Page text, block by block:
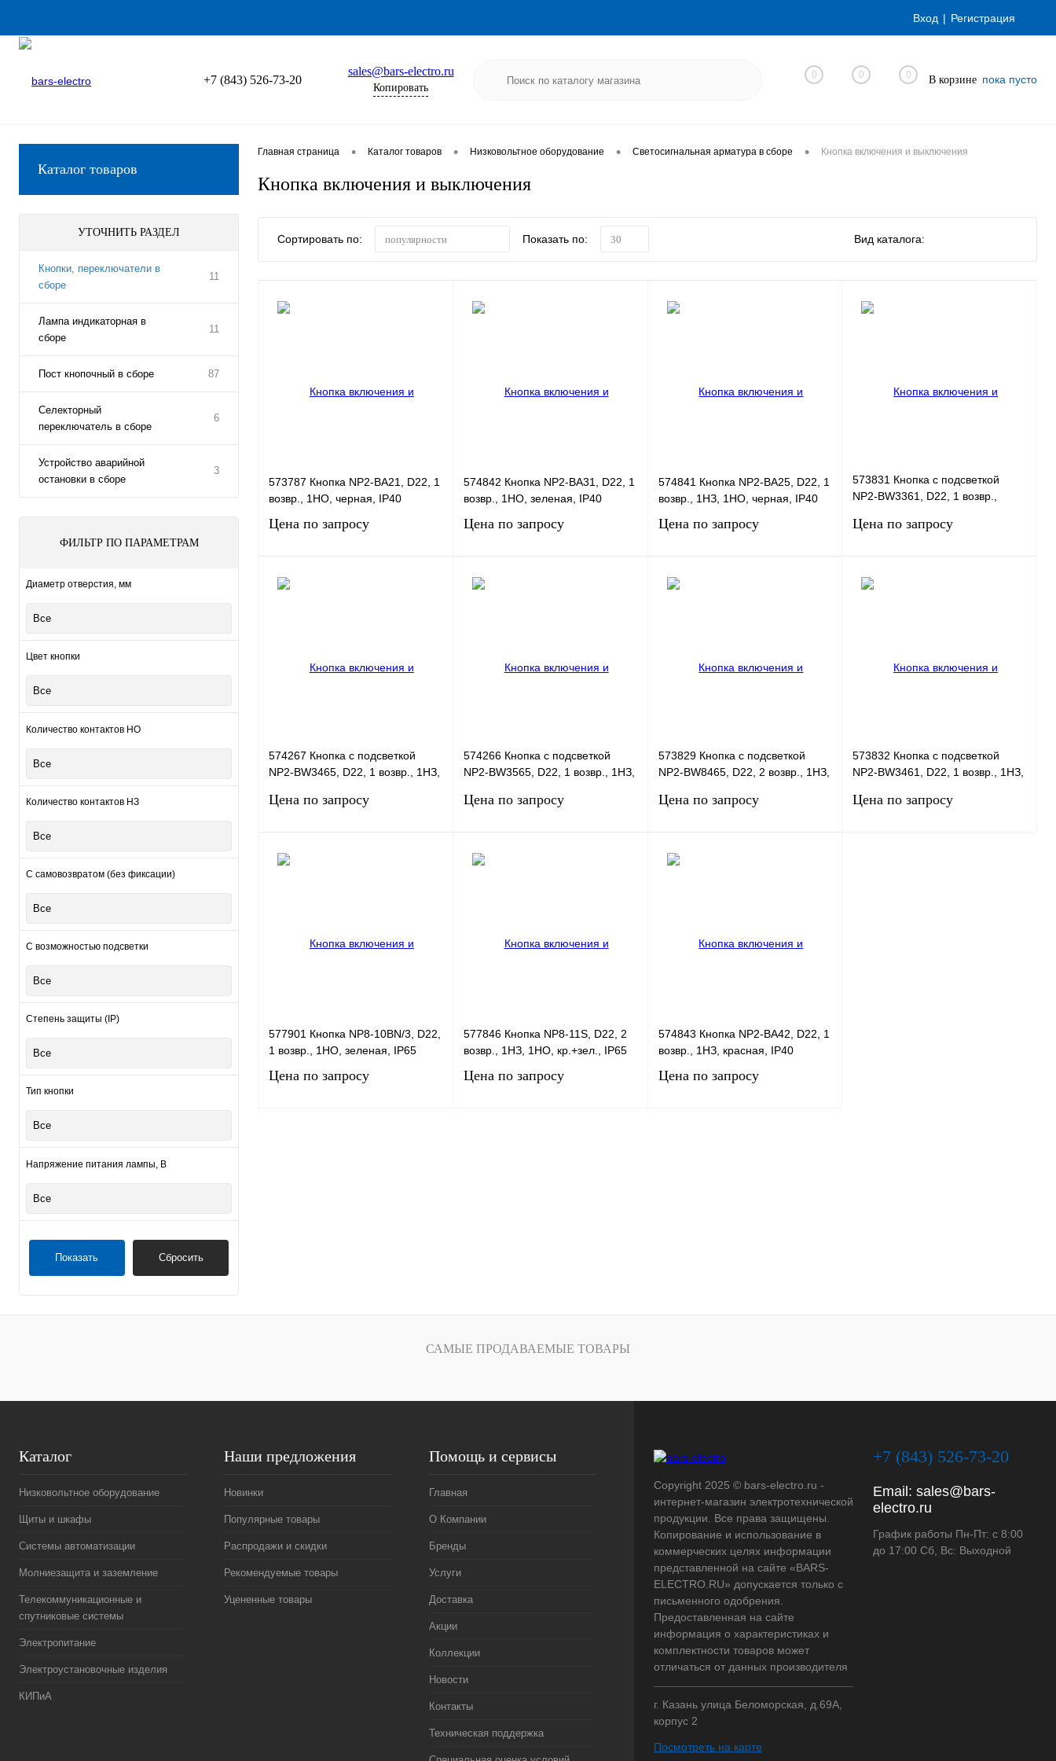
Вход Регистрация
+7 (843) 526-73-20
sales@bars-electro.ru
Копировать
0 0 0 В корзине пока пусто
Каталог товаров
УТОЧНИТЬ РАЗДЕЛ
Кнопки, переключатели в
сборе
11
Лампа индикаторная в
сборе
11
Пост кнопочный в сборе 87
Селекторный
переключатель в сборе
6
Устройство аварийной
остановки в сборе
3
ФИЛЬТР ПО ПАРАМЕТРАМ
Диаметр отверстия, мм
Все
Цвет кнопки
Все
Количество контактов НО
Все
Количество контактов НЗ
Все
С самовозвратом (без фиксации)
Все
С возможностью подсветки
Все
Степень защиты (IP)
Все
Тип кнопки
Все
Напряжение питания лампы, В
Все
Показать Сбросить
Главная страница • Каталог товаров • Низковольтное оборудование • Светосигнальная арматура в сборе • Кнопка включения и выключения
Кнопка включения и выключения
Сортировать по: популярности Показать по: 30 Вид каталога:
573787 Кнопка NP2-BA21, D22, 1
возвр., 1НО, черная, IP40
Цена по запросу
наличии
574842 Кнопка NP2-BA31, D22, 1
возвр., 1НО, зеленая, IP40
Цена по запросу
574841 Кнопка NP2-BA25, D22, 1
возвр., 1НЗ, 1НО, черная, IP40
Цена по запросу
наличии
573831 Кнопка с подсветкой
NP2-BW3361, D22, 1 возвр.,
Цена по запросу
наличии
574267 Кнопка с подсветкой
NP2-BW3465, D22, 1 возвр., 1НЗ,
Цена по запросу
наличии
574266 Кнопка с подсветкой
NP2-BW3565, D22, 1 возвр., 1НЗ,
Цена по запросу
наличии
573829 Кнопка с подсветкой
NP2-BW8465, D22, 2 возвр., 1НЗ,
Цена по запросу
наличии
573832 Кнопка с подсветкой
NP2-BW3461, D22, 1 возвр., 1НЗ,
Цена по запросу
577901 Кнопка NP8-10BN/3, D22,
1 возвр., 1НО, зеленая, IP65
Цена по запросу
577846 Кнопка NP8-11S, D22, 2
возвр., 1НЗ, 1НО, кр.+зел., IP65
Цена по запросу
574843 Кнопка NP2-BA42, D22, 1
возвр., 1НЗ, красная, IP40
Цена по запросу
САМЫЕ ПРОДАВАЕМЫЕ ТОВАРЫ
Каталог
Низковольтное оборудование
Щиты и шкафы
Системы автоматизации
Молниезащита и заземление
Телекоммуникационные и
спутниковые системы
Электропитание
Электроустановочные изделия
КИПиА
Наши предложения
Новинки
Популярные товары
Распродажи и скидки
Рекомендуемые товары
Уцененные товары
Помощь и сервисы
Главная
О Компании
Бренды
Услуги
Доставка
Акции
Коллекции
Новости
Контакты
Техническая поддержка
Copyright 2025 © bars-electro.ru -
интернет-магазин электротехнической
продукции. Все права защищены.
Копирование и использование в
коммерческих целях информации
представленной на сайте «BARS-
ELECTRO.RU» допускается только с
письменного одобрения.
Предоставленная на сайте
информация о характеристиках и
комплектности товаров может
отличаться от данных производителя
г. Казань улица Беломорская, д.69А,
корпус 2
Посмотреть на карте
+7 (843) 526-73-20
Email: sales@bars-
electro.ru
График работы Пн-Пт: с 8:00
до 17:00 Сб, Вс: Выходной